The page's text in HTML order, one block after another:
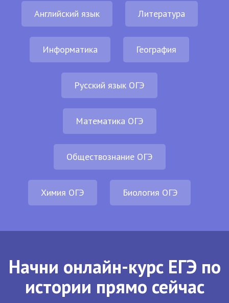
Английский язык Литература
Информатика География
Русский язык ОГЭ
Математика ОГЭ
Обществознание ОГЭ
Химия ОГЭ Биология ОГЭ
Начни онлайн-курс ЕГЭ по
истории прямо сейчас